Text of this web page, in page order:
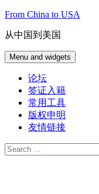
Skip
content
From China to USA
从中国到美国
Menu and widgets
论坛
签证入籍
常用工具
版权申明
友情链接
Search
for: